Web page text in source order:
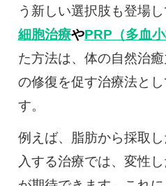
う新しい選択肢も登場し
細胞治療やPRP（多血
た方法は、体の自然治
の修復を促す治療法と
す。
例えば、脂肪から採取
入する治療では、変性